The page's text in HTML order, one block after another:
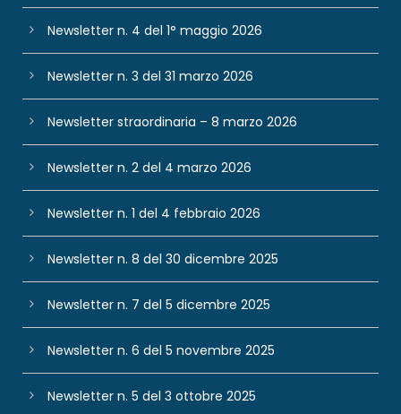
Newsletter n. 4 del 1° maggio 2026
Newsletter n. 3 del 31 marzo 2026
Newsletter straordinaria – 8 marzo 2026
Newsletter n. 2 del 4 marzo 2026
Newsletter n. 1 del 4 febbraio 2026
Newsletter n. 8 del 30 dicembre 2025
Newsletter n. 7 del 5 dicembre 2025
Newsletter n. 6 del 5 novembre 2025
Newsletter n. 5 del 3 ottobre 2025